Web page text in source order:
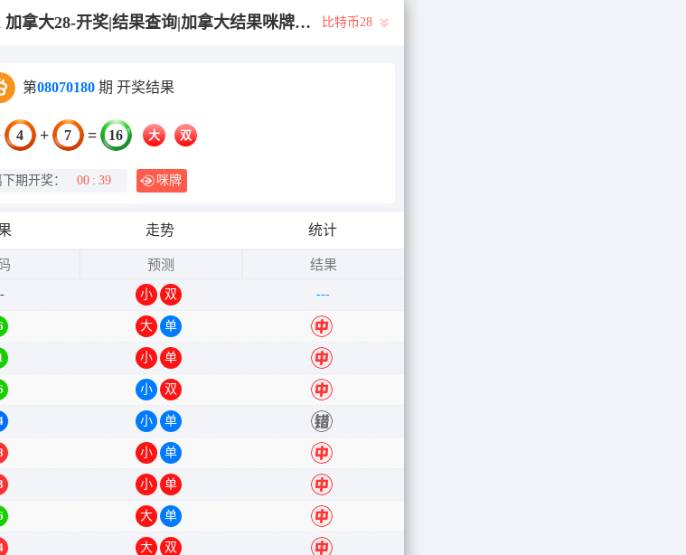
永久地址:28yc.Com 加拿大28-开奖|结果查询|加拿大结果咪牌查询|加拿大PC历史走势|加拿大PC28大神预测|加拿大28刮奖预测 比特币28
第08070180期 开奖结果
4 + 7 = 16 大 双
期开奖： 00 : 39 咪牌
走势 统计
预测 结果
小 双 ---
大 单 中
小 单 中
小 双 中
小 单 错
小 单 中
小 单 中
大 单 中
大 双 中